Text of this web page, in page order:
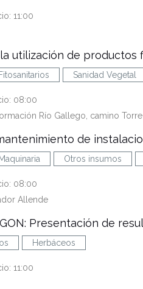
11:00
utilización de productos
Fitosanitarios Sanidad Vegetal
08:00
Río Gallego, camino
de
Maquinaria Otros insumos
08:00
Allende
Presentación de
Herbáceos
11:00